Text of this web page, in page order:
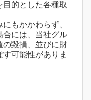
目的とした各種取
もかかわらず、
合には、当社グル
の毀損、並びに財
可能性がありま